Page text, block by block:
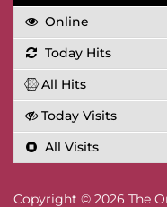
Online
Today Hits
All Hits
Today Visits
All Visits
Copyright © 2026 The